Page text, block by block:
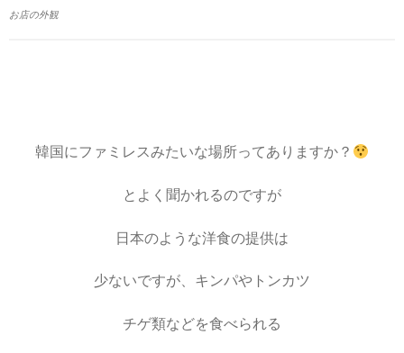
お店の外観
韓国にファミレスみたいな場所ってありますか？
とよく聞かれるのですが
日本のような洋食の提供は
少ないですが、キンパやトンカツ
チゲ類などを食べられる